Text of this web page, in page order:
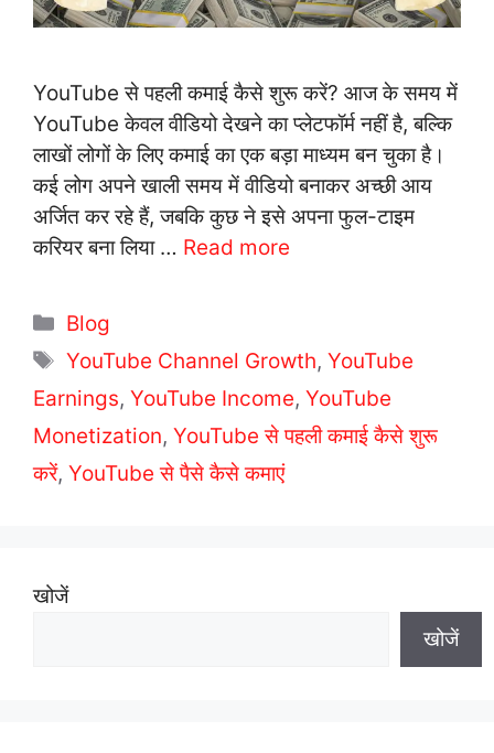
YouTube से पहली कमाई कैसे शुरू करें? आज के समय में
YouTube केवल वीडियो देखने का प्लेटफॉर्म नहीं है, बल्कि
लाखों लोगों के लिए कमाई का एक बड़ा माध्यम बन चुका है।
कई लोग अपने खाली समय में वीडियो बनाकर अच्छी आय
अर्जित कर रहे हैं, जबकि कुछ ने इसे अपना फुल-टाइम
करियर बना लिया … Read more
C
a
e
g
o
s
Blog
T
a
s
YouTube Channel Growth,YouTube
Earnings, YouTube Income, YouTube
Monetization, YouTube से पहली कमाई कैसे शुरू
करें, YouTube से पैसे कैसे कमाएं
खोजें
खोजें